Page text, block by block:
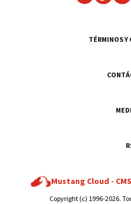
TÉRMINOS Y
Mustang Cloud -
Copyright (c) 1996-2026.